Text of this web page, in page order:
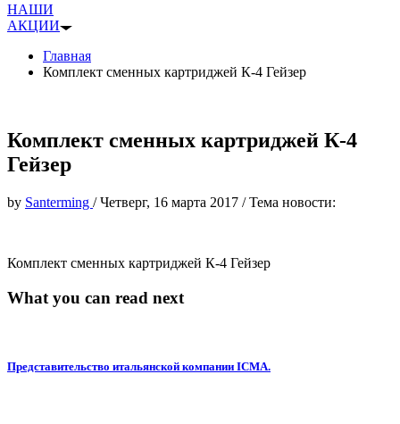
НАШИ
АКЦИИ
Главная
Комплект сменных картриджей К-4 Гейзер
Комплект сменных картриджей К-4
Гейзер
by Santerming /Четверг, 16 марта 2017 /Тема новости:
Комплект сменных картриджей К-4 Гейзер
What you can read next
Представительство итальянской компании ICMA.